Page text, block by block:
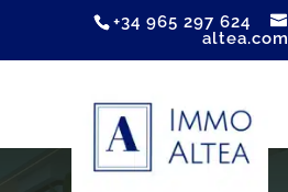
+34 965 297 624
altea.com